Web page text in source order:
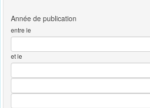
entre le
et le